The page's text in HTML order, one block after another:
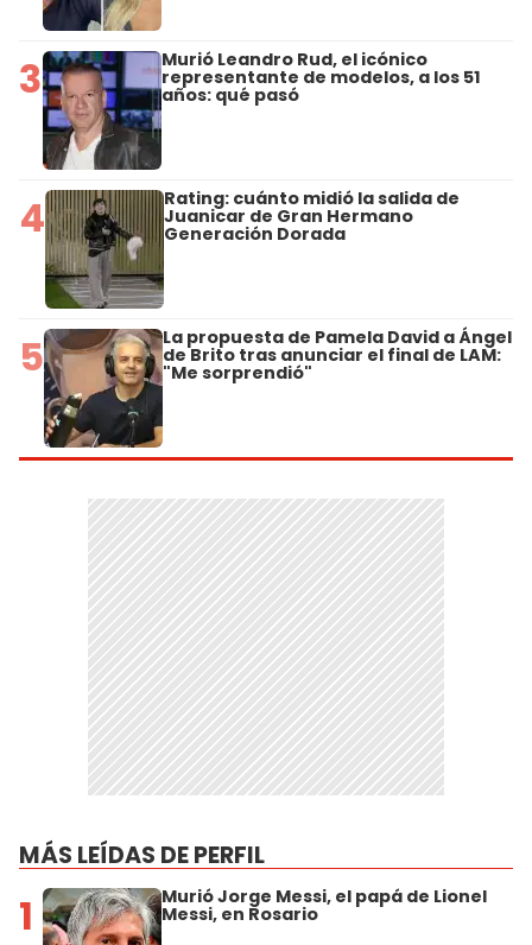
3 Murió Leandro Rud, el icónico
representante de modelos, a los 51
años: qué pasó
4 Rating: cuánto midió la salida de
Juanicar de Gran Hermano
Generación Dorada
5 La propuesta de Pamela David a Ángel
de Brito tras anunciar el final de LAM:
"Me sorprendió"
MÁS LEÍDAS DE PERFIL
1 Murió Jorge Messi, el papá de Lionel
Messi, en Rosario